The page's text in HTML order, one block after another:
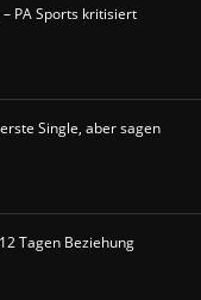
PA Sports kritisiert
Single, aber sagen
Tagen Beziehung